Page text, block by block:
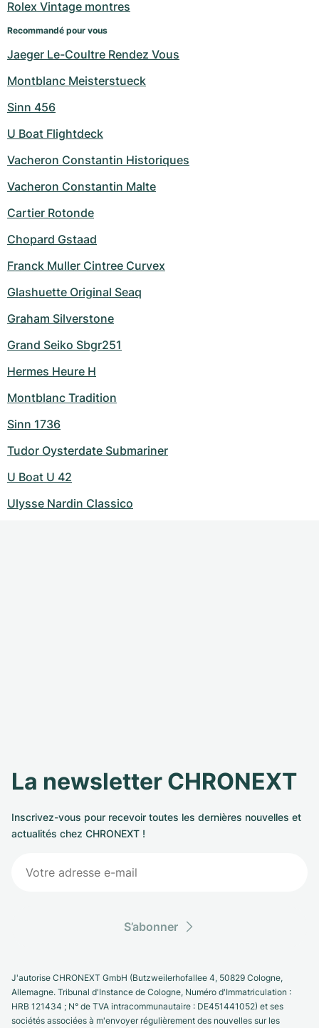
Rolex Vintage montres
Recommandé pour vous
Jaeger Le-Coultre Rendez Vous
Montblanc Meisterstueck
Sinn 456
U Boat Flightdeck
Vacheron Constantin Historiques
Vacheron Constantin Malte
Cartier Rotonde
Chopard Gstaad
Franck Muller Cintree Curvex
Glashuette Original Seaq
Graham Silverstone
Grand Seiko Sbgr251
Hermes Heure H
Montblanc Tradition
Sinn 1736
Tudor Oysterdate Submariner
U Boat U 42
Ulysse Nardin Classico
La newsletter CHRONEXT
Inscrivez-vous pour recevoir toutes les dernières nouvelles et
actualités chez CHRONEXT !
S’abonner
J'autorise CHRONEXT GmbH (Butzweilerhofallee 4, 50829 Cologne,
Allemagne. Tribunal d'Instance de Cologne, Numéro d'Immatriculation :
HRB 121434 ; N° de TVA intracommunautaire : DE451441052) et ses
sociétés associées à m'envoyer régulièrement des nouvelles sur les